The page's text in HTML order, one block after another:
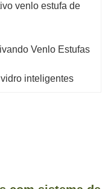
venlo estufa de
Venlo Estufas
inteligentes